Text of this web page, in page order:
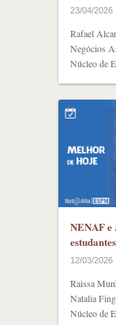
23/04/2026
Rafael
Negócios
Núcleo de
NENAF
12/03/2026
Raissa
Natalia
Núcleo de